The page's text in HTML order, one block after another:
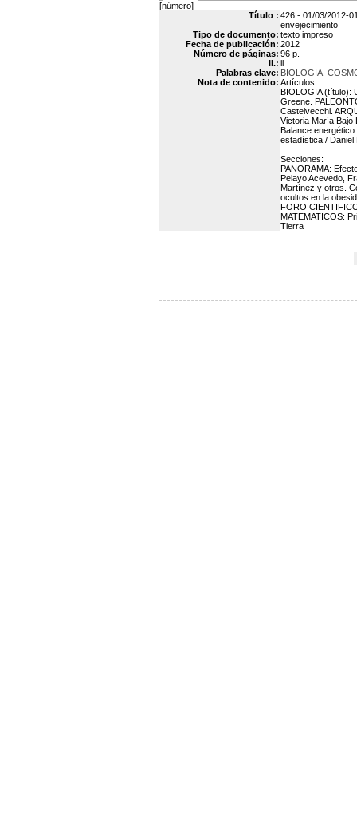
[número]
Título : 426 - 01/03/2012-
envejecimiento
Tipo de documento: texto impreso
Fecha de publicación: 2012
Número de páginas: 96 p.
Il.: il
Palabras clave: BIOLOGIA
Nota de contenido: Artículos:
BIOLOGIA (título):
Greene.
Castelvecchi.
Victoria María Bajo
Balance
estadística / Daniel
Secciones:
PANORAMA:
Pelayo Acevedo,
Martínez y otros.
ocultos en la
FORO
MATEMATICOS:
Tierra